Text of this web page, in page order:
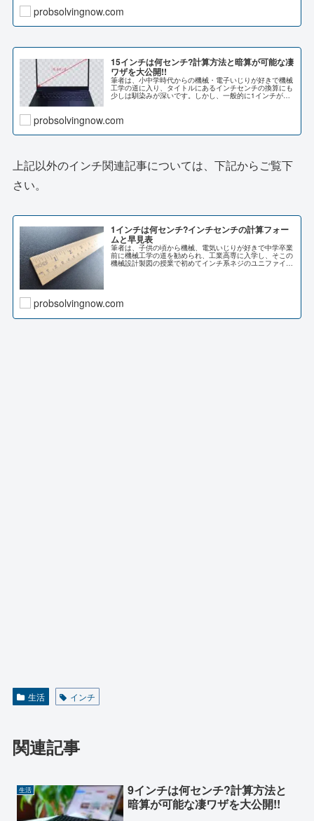
probsolvingnow.com
15インチは何センチ?計算方法と暗算が可能な凄
ワザを大公開!!
筆者は、小中学時代からの機械・電子いじりが好きで機械
工学の道に入り、タイトルにあるインチセンチの換算にも
少しは馴染みが深いです。しかし、一般的に1インチが何
センチであるかをピンと来る方は工学関係出身以外ではそ
probsolvingnow.com
上記以外のインチ関連記事については、下記からご覧下
さい。
1インチは何センチ?インチセンチの計算フォー
ムと早見表
筆者は、子供の頃から機械、電気いじりが好きで中学卒業
前に機械工学の道を勧められ、工業高専に入学し、そこの
機械設計製図の授業で初めてインチ系ネジのユニファイネ
probsolvingnow.com
生活 インチ
関連記事
生活
9インチは何センチ?計算方法と
暗算が可能な凄ワザを大公開!!